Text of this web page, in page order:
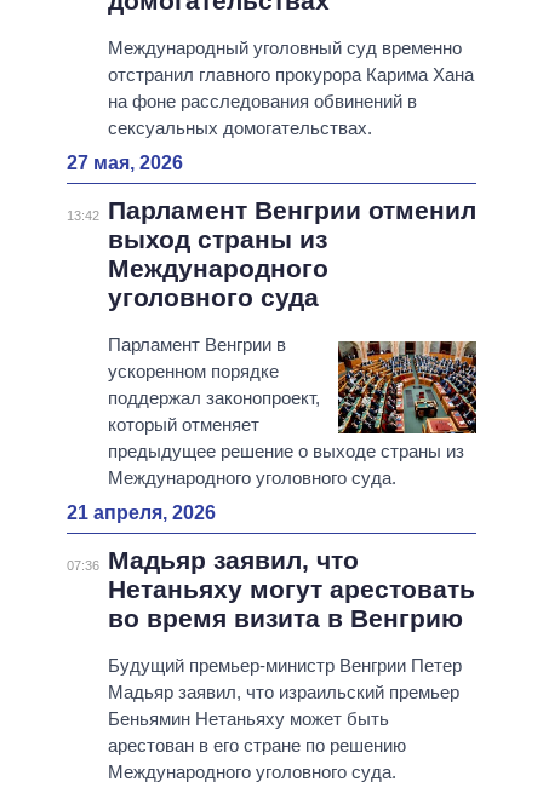
Международный уголовный суд временно
отстранил главного прокурора Карима Хана
на фоне расследования обвинений в
сексуальных домогательствах.
27 мая, 2026
13:42
Парламент Венгрии отменил
выход страны из
Международного
уголовного суда
Парламент Венгрии в
ускоренном порядке
поддержал законопроект,
который отменяет
предыдущее решение о выходе страны из
Международного уголовного суда.
21 апреля, 2026
07:36
Мадьяр заявил, что
Нетаньяху могут арестовать
во время визита в Венгрию
Будущий премьер-министр Венгрии Петер
Мадьяр заявил, что израильский премьер
Беньямин Нетаньяху может быть
арестован в его стране по решению
Международного уголовного суда.